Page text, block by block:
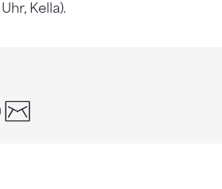
Kella).
whatsapp